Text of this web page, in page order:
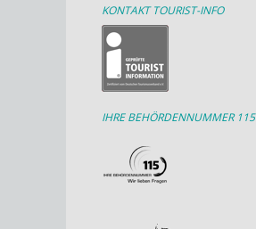
KONTAKT TOURIST-INFO
IHRE BEHÖRDENNUMMER 115